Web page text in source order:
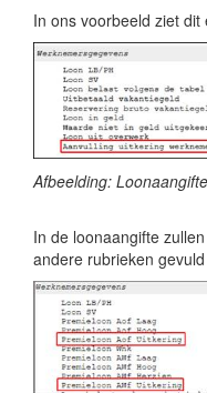
In ons voorbeeld ziet dit
Afbeelding:
In de loonaangifte
andere rubrieken